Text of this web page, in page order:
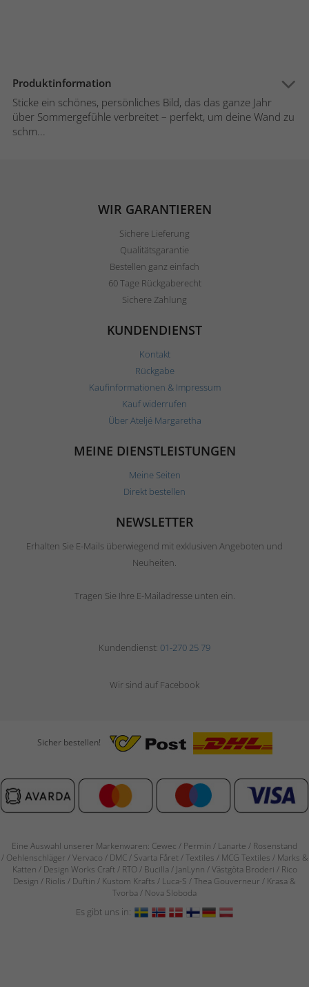
Produktinformation
Sticke ein schönes, persönliches Bild, das das ganze Jahr
über Sommergefühle verbreitet – perfekt, um deine Wand zu
schm...
WIR GARANTIEREN
Sichere Lieferung
Qualitätsgarantie
Bestellen ganz einfach
60 Tage Rückgaberecht
Sichere Zahlung
KUNDENDIENST
Kontakt
Rückgabe
Kaufinformationen & Impressum
Kauf widerrufen
Über Ateljé Margaretha
MEINE DIENSTLEISTUNGEN
Meine Seiten
Direkt bestellen
NEWSLETTER
Erhalten Sie E-Mails überwiegend mit exklusiven Angeboten und
Neuheiten.
Tragen Sie Ihre E-Mailadresse unten ein.
Kundendienst: 01-270 25 79
Wir sind auf Facebook
Sicher bestellen!
Eine Auswahl unserer Markenwaren: Cewec / Permin / Lanarte / Rosenstand
/ Oehlenschläger / Vervaco / DMC / Svarta Fåret / Textiles / MCG Textiles / Marks &
Katten / Design Works Craft / RTO / Bucilla / JanLynn / Västgöta Broderi / Rico
Design / Riolis / Duftin / Kustom Krafts / Luca-S / Thea Gouverneur / Krasa &
Tvorba / Nova Sloboda
Es gibt uns in: